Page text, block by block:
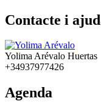
Contacte i
Yolima Arévalo Huertas
+34937977426
Agenda